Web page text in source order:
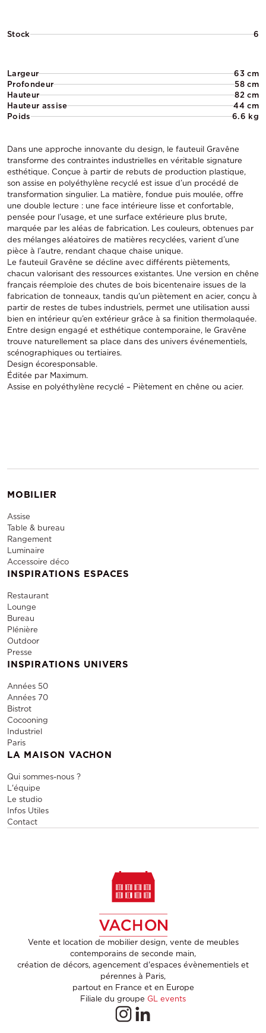
Stock 6
Largeur
63 cm
Profondeur
58 cm
Hauteur
82 cm
Hauteur assise
44 cm
Poids
6.6 kg
Dans une approche innovante du design, le fauteuil Gravêne
transforme des contraintes industrielles en véritable signature
esthétique. Conçue à partir de rebuts de production plastique,
son assise en polyéthylène recyclé est issue d’un procédé de
transformation singulier. La matière, fondue puis moulée, offre
une double lecture : une face intérieure lisse et confortable,
pensée pour l’usage, et une surface extérieure plus brute,
marquée par les aléas de fabrication. Les couleurs, obtenues par
des mélanges aléatoires de matières recyclées, varient d’une
pièce à l’autre, rendant chaque chaise unique.
Le fauteuil Gravêne se décline avec différents piètements,
chacun valorisant des ressources existantes. Une version en chêne
français réemploie des chutes de bois bicentenaire issues de la
fabrication de tonneaux, tandis qu’un piètement en acier, conçu à
partir de restes de tubes industriels, permet une utilisation aussi
bien en intérieur qu’en extérieur grâce à sa finition thermolaquée.
Entre design engagé et esthétique contemporaine, le Gravêne
trouve naturellement sa place dans des univers événementiels,
scénographiques ou tertiaires.
Design écoresponsable.
Éditée par Maximum.
Assise en polyéthylène recyclé – Piètement en chêne ou acier.
MOBILIER
Assise
Table & bureau
Rangement
Luminaire
Accessoire déco
INSPIRATIONS ESPACES
Restaurant
Lounge
Bureau
Plénière
Outdoor
Presse
INSPIRATIONS UNIVERS
Années 50
Années 70
Bistrot
Cocooning
Industriel
Paris
LA MAISON VACHON
Qui sommes-nous ?
L'équipe
Le studio
Infos Utiles
Contact
Vente et location de mobilier design, vente de meubles
contemporains de seconde main,
création de décors, agencement d'espaces évènementiels et
pérennes à Paris,
partout en France et en Europe
Filiale du groupe GL events